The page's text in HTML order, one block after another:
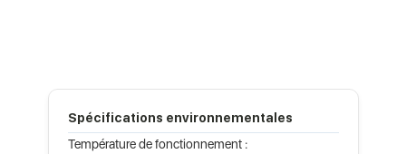
Spécifications environnementales
Température de fonctionnement :